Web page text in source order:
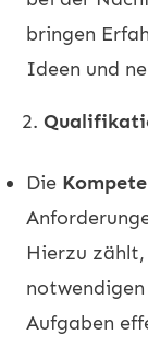
bringen
Ideen und
2.
Die
Hierzu
Aufgaben